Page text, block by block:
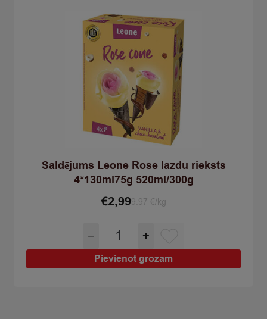
quantity
Saldējums Leone Rose lazdu rieksts
4*130ml75g 520ml/300g
€2,999.97 €/kg
−
Saldējums
Leone
Rose
lazdu
+
Pievienot grozam